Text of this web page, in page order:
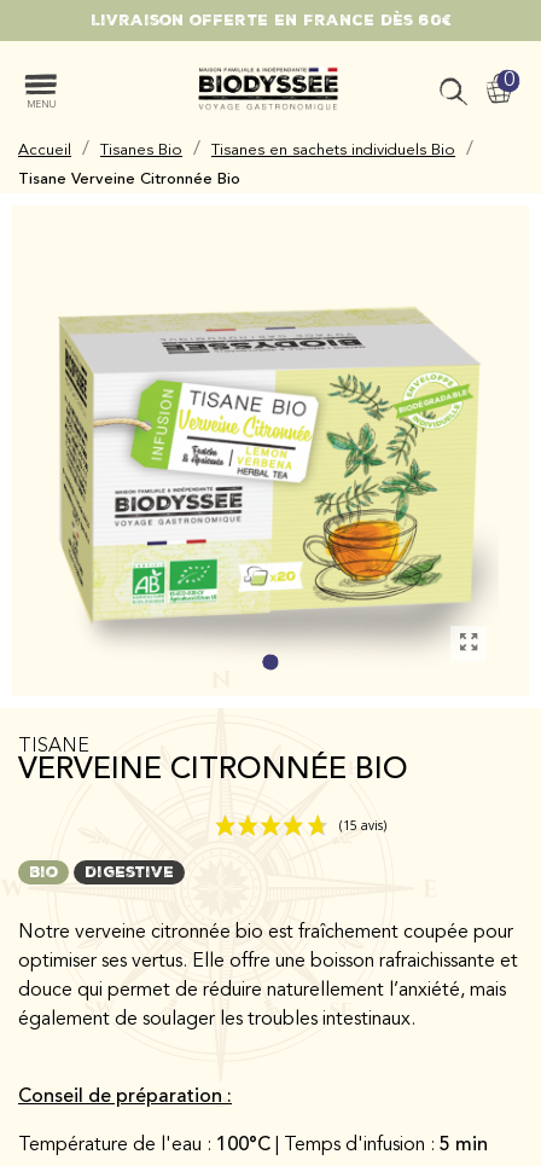
Livraison offerte en France dès 60€
MENU
0
Accueil / Tisanes Bio / Tisanes en sachets individuels Bio /
Tisane Verveine Citronnée Bio
TISANE
VERVEINE CITRONNÉE BIO
(15 avis)
bio digestive
Notre verveine citronnée bio est fraîchement coupée pour
optimiser ses vertus. Elle offre une boisson rafraichissante et
douce qui permet de réduire naturellement l’anxiété, mais
également de soulager les troubles intestinaux.
Conseil de préparation :
Température de l'eau : 100°C | Temps d'infusion : 5 min